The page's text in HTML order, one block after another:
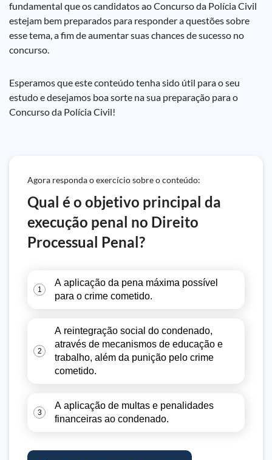
fundamental que os candidatos ao Concurso da Polícia Civil
estejam bem preparados para responder a questões sobre
esse tema, a fim de aumentar suas chances de sucesso no
concurso.
Esperamos que este conteúdo tenha sido útil para o seu
estudo e desejamos boa sorte na sua preparação para o
Concurso da Polícia Civil!
Agora responda o exercício sobre o conteúdo:
Qual é o objetivo principal da
execução penal no Direito
Processual Penal?
1
A aplicação da pena máxima possível
para o crime cometido.
2
A reintegração social do condenado,
através de mecanismos de educação e
trabalho, além da punição pelo crime
cometido.
3
A aplicação de multas e penalidades
financeiras ao condenado.